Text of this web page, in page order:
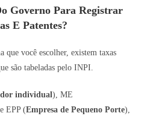
Governo Para Registrar
E Patentes?
que você escolher, existem taxas
são tabeladas pelo INPI.
individual), ME
EPP (Empresa de Pequeno Porte),